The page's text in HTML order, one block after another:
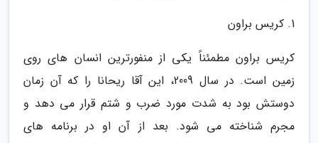
1. کریس براون
کریس براون مطمئناً یکی از منفورترین انسان های روی
زمین است. در سال 2009، این آقا ریحانا را که آن زمان
دوستش بود به شدت مورد ضرب و شتم قرار می دهد و
مجرم شناخته می شود. بعد از آن او در برنامه های